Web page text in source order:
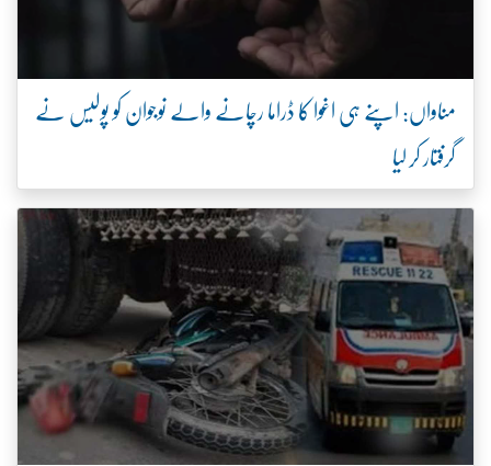
مناواں: اپنے ہی اغوا کا ڈراما رچانے والے نوجوان کو پولیس نے
گرفتار کر لیا